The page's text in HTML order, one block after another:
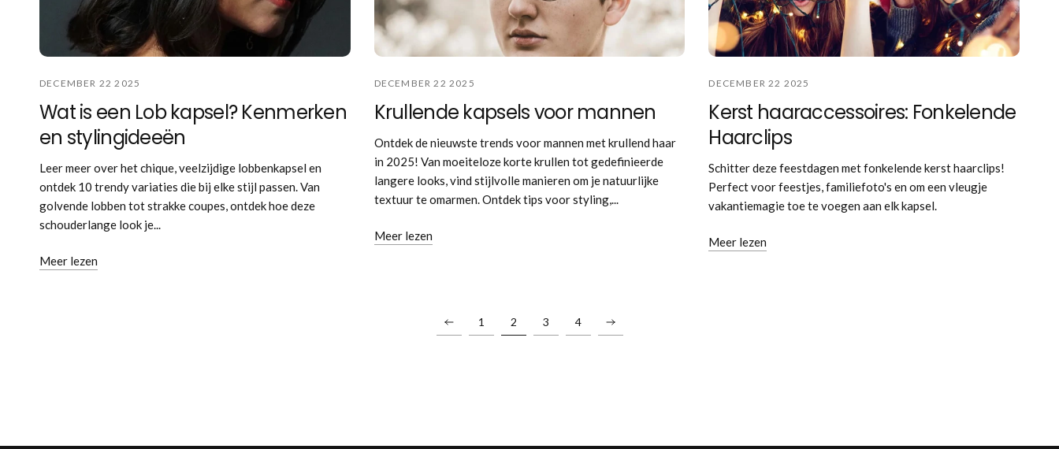
DECEMBER 22 2025
Wat is een Lob kapsel? Kenmerken
en stylingideeën
Leer meer over het chique, veelzijdige lobbenkapsel en
ontdek 10 trendy variaties die bij elke stijl passen. Van
golvende lobben tot strakke coupes, ontdek hoe deze
schouderlange look je...
Meer lezen
DECEMBER 22 2025
Krullende kapsels voor mannen
Ontdek de nieuwste trends voor mannen met krullend haar
in 2025! Van moeiteloze korte krullen tot gedefinieerde
langere looks, vind stijlvolle manieren om je natuurlijke
textuur te omarmen. Ontdek tips voor styling,...
Meer lezen
DECEMBER 22 2025
Kerst haaraccessoires: Fonkelende
Haarclips
Schitter deze feestdagen met fonkelende kerst haarclips!
Perfect voor feestjes, familiefoto's en om een vleugje
vakantiemagie toe te voegen aan elk kapsel.
Meer lezen
1 2 3 4